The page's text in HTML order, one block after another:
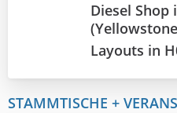
Diesel Shop
Layouts in
STAMMTISCHE +